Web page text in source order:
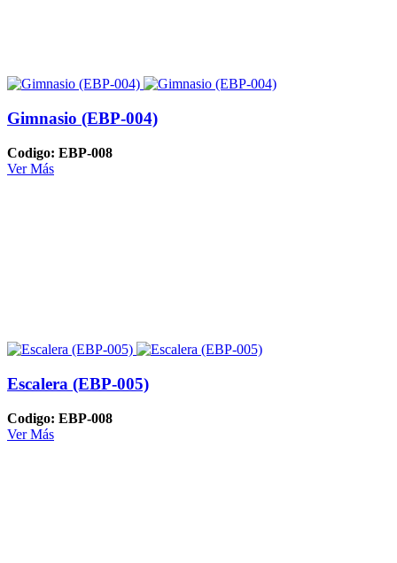
Gimnasio (EBP-004)
Codigo: EBP-008
Ver Más
Escalera (EBP-005)
Codigo: EBP-008
Ver Más